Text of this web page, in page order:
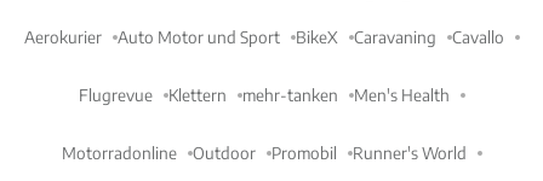
Aerokurier Auto Motor und Sport BikeX Caravaning Cavallo
Flugrevue Klettern mehr-tanken Men's Health
Motorradonline Outdoor Promobil Runner's World